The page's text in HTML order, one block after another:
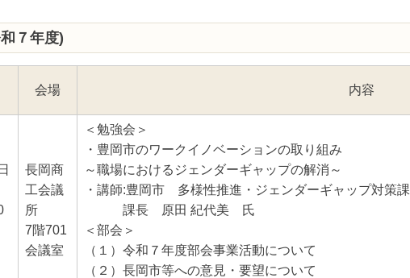
７年度)
会場 内容
長岡商
工会議
所
7階701
会議室
＜勉強会＞
・豊岡市のワークイノベーションの取り組み
～職場におけるジェンダーギャップの解消～
・講師:豊岡市 多様性推進・ジェンダーギャップ対策課
課長 原田 紀代美 氏
＜部会＞
（１）令和７年度部会事業活動について
（２）長岡市等への意見・要望について